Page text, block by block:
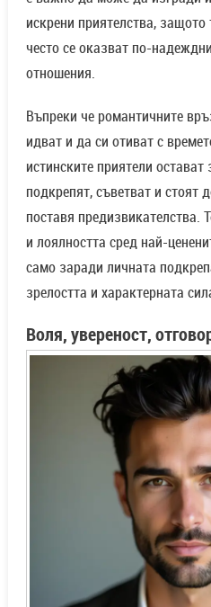
искрени приятелства,
често се оказват по-
отношения.
Въпреки че романтичните
идват и да си отиват с
истинските приятели
подкрепят, съветват и стоят
поставя предизвикателства.
и лоялността сред най-
само заради личната
зрелостта и характерната
Воля, увереност,